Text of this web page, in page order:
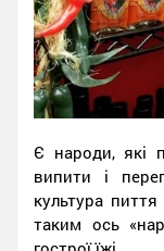
Є народи, які
випити і
культура
таким ось